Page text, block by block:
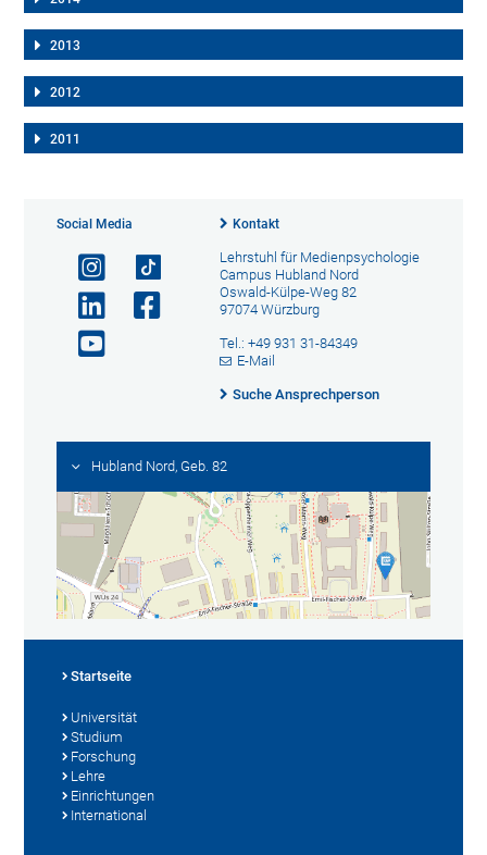
2013
2012
2011
Social Media Kontakt
Lehrstuhl für Medienpsychologie
Campus Hubland Nord
Oswald-Külpe-Weg 82
97074 Würzburg
Tel.: +49 931 31-84349
E-Mail
Suche Ansprechperson
Hubland Nord, Geb. 82
Startseite
Universität
Studium
Forschung
Lehre
Einrichtungen
International